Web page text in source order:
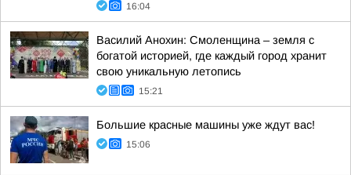
16:04
Василий Анохин: Смоленщина – земля с
богатой историей, где каждый город хранит
свою уникальную летопись
15:21
Большие красные машины уже ждут вас!
15:06